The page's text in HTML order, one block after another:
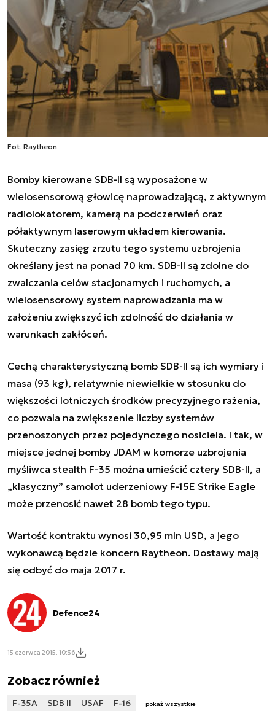
Fot. Raytheon.
Bomby kierowane SDB-II są wyposażone w
wielosensorową głowicę naprowadzającą, z aktywnym
radiolokatorem, kamerą na podczerwień oraz
półaktywnym laserowym układem kierowania.
Skuteczny zasięg zrzutu tego systemu uzbrojenia
określany jest na ponad 70 km. SDB-II są zdolne do
zwalczania celów stacjonarnych i ruchomych, a
wielosensorowy system naprowadzania ma w
założeniu zwiększyć ich zdolność do działania w
warunkach zakłóceń.
Cechą charakterystyczną bomb SDB-II są ich wymiary i
masa (93 kg), relatywnie niewielkie w stosunku do
większości lotniczych środków precyzyjnego rażenia,
co pozwala na zwiększenie liczby systemów
przenoszonych przez pojedynczego nosiciela. I tak, w
miejsce jednej bomby JDAM w komorze uzbrojenia
myśliwca stealth F-35 można umieścić cztery SDB-II, a
„klasyczny” samolot uderzeniowy F-15E Strike Eagle
może przenosić nawet 28 bomb tego typu.
Wartość kontraktu wynosi 30,95 mln USD, a jego
wykonawcą będzie koncern Raytheon. Dostawy mają
się odbyć do maja 2017 r.
Defence24
15 czerwca 2015, 10:36
Zobacz również
F-35A SDB II USAF F-16 pokaż wszystkie